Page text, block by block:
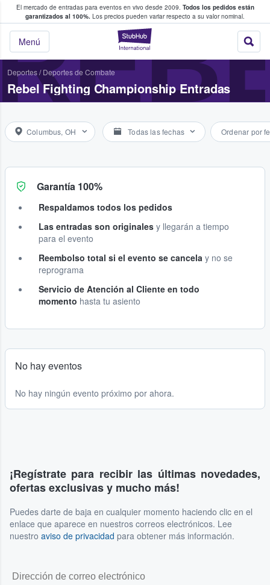
El mercado de entradas para eventos en vivo desde 2009. Todos los pedidos están
garantizados al 100%. Los precios pueden variar respecto a su valor nominal.
StubHub:
Menú
y venta de entradas entre fans
Deportes/ Deportes de Combate
Rebel Fighting Championship Entradas
Columbus, OH Todas las fechas Ordenar por
Garantía 100%
Respaldamos todos los pedidos
Las entradas son originales y llegarán a tiempo
para el evento
Reembolso total si el evento se cancela y no se
reprograma
Servicio de Atención al Cliente en todo
momento hasta tu asiento
No hay eventos
No hay ningún evento próximo por ahora.
¡Regístrate para recibir las últimas novedades,
ofertas exclusivas y mucho más!
Puedes darte de baja en cualquier momento haciendo clic en el
enlace que aparece en nuestros correos electrónicos. Lee
nuestro aviso de privacidad para obtener más información.